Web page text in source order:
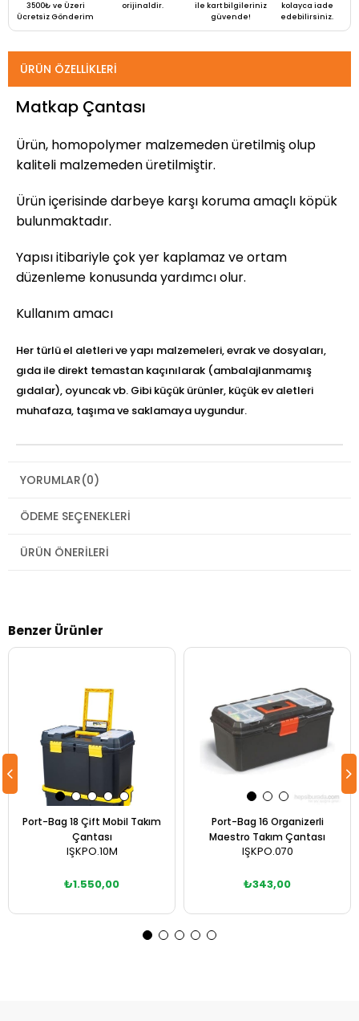
3500₺ ve Üzeri
Ücretsiz Gönderim
orijinaldir.
ile kart bilgileriniz
güvende!
kolayca iade
edebilirsiniz.
ÜRÜN ÖZELLIKLERI
Matkap Çantası
Ürün, homopolymer malzemeden üretilmiş olup
kaliteli malzemeden üretilmiştir.
Ürün içerisinde darbeye karşı koruma amaçlı köpük
bulunmaktadır.
Yapısı itibariyle çok yer kaplamaz ve ortam
düzenleme konusunda yardımcı olur.
Kullanım amacı
Her türlü el aletleri ve yapı malzemeleri, evrak ve dosyaları,
gıda ile direkt temastan kaçınılarak (ambalajlanmamış
gıdalar), oyuncak vb. Gibi küçük ürünler, küçük ev aletleri
muhafaza, taşıma ve saklamaya uygundur.
YORUMLAR(0)
ÖDEME SEÇENEKLERI
ÜRÜN ÖNERILERI
Benzer Ürünler
Port-Bag 18 Çift Mobil Takım
Çantası
IŞKPO.10M
₺1.550,00
Port-Bag 16 Organizerli
Maestro Takım Çantası
IŞKPO.070
₺343,00